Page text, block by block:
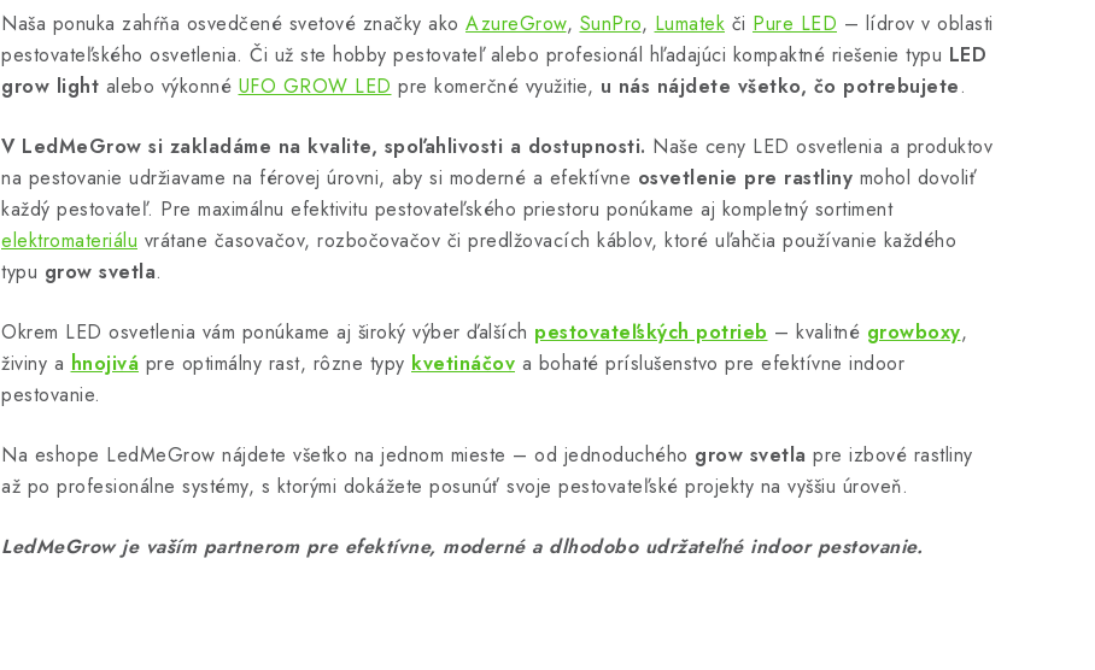
r
v
k
y
v
ý
p
s
u
Naša ponuka zahŕňa osvedčené svetové značky ako AzureGrow, SunPro, Lumatek či Pure LED – lídrov v oblasti
pestovateľského osvetlenia. Či už ste hobby pestovateľ alebo profesionál hľadajúci kompaktné riešenie typu LED
grow light alebo výkonné UFO GROW LED pre komerčné využitie, u nás nájdete všetko, čo potrebujete.
V LedMeGrow si zakladáme na kvalite, spoľahlivosti a dostupnosti. Naše ceny LED osvetlenia a produktov
na pestovanie udržiavame na férovej úrovni, aby si moderné a efektívne osvetlenie pre rastliny mohol dovoliť
každý pestovateľ. Pre maximálnu efektivitu pestovateľského priestoru ponúkame aj kompletný sortiment
elektromateriálu vrátane časovačov, rozbočovačov či predlžovacích káblov, ktoré uľahčia používanie každého
typu grow svetla.
Okrem LED osvetlenia vám ponúkame aj široký výber ďalších pestovateľských potrieb – kvalitné growboxy,
živiny a hnojivá pre optimálny rast, rôzne typy kvetináčov a bohaté príslušenstvo pre efektívne indoor
pestovanie.
Na eshope LedMeGrow nájdete všetko na jednom mieste – od jednoduchého grow svetla pre izbové rastliny
až po profesionálne systémy, s ktorými dokážete posunúť svoje pestovateľské projekty na vyššiu úroveň.
LedMeGrow je vaším partnerom pre efektívne, moderné a dlhodobo udržateľné indoor pestovanie.